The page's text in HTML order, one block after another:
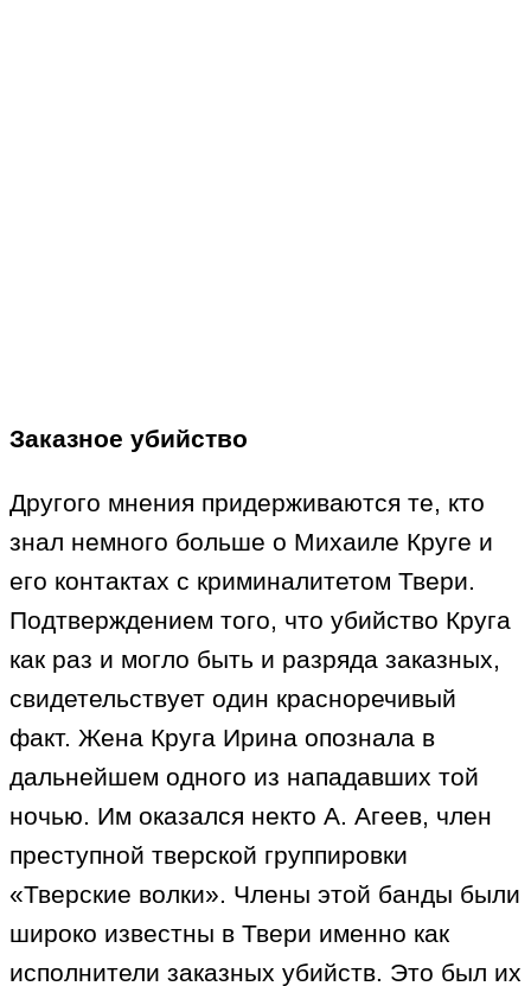
Заказное убийство
Другого мнения придерживаются те, кто
знал немного больше о Михаиле Круге и
его контактах с криминалитетом Твери.
Подтверждением того, что убийство Круга
как раз и могло быть и разряда заказных,
свидетельствует один красноречивый
факт. Жена Круга Ирина опознала в
дальнейшем одного из нападавших той
ночью. Им оказался некто А. Агеев, член
преступной тверской группировки
«Тверские волки». Члены этой банды были
широко известны в Твери именно как
исполнители заказных убийств. Это был их